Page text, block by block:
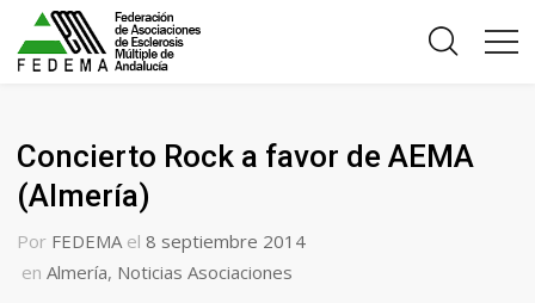
Concierto Rock a favor de AEMA
(Almería)
Por FEDEMA el 8 septiembre 2014
en Almería, Noticias Asociaciones